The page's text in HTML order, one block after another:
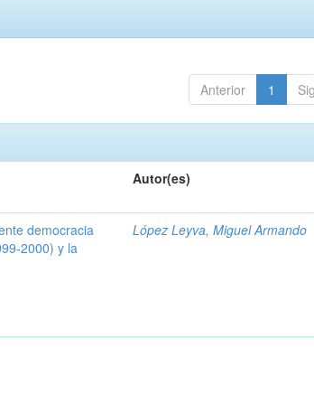
Anterior 1
Autor(es)
democracia
2000) y la
López Leyva, Miguel Armando